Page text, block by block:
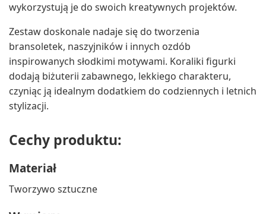
wykorzystują je do swoich kreatywnych projektów.
Zestaw doskonale nadaje się do tworzenia
bransoletek, naszyjników i innych ozdób
inspirowanych słodkimi motywami. Koraliki figurki
dodają biżuterii zabawnego, lekkiego charakteru,
czyniąc ją idealnym dodatkiem do codziennych i letnich
stylizacji.
Cechy produktu:
Materiał
Tworzywo sztuczne